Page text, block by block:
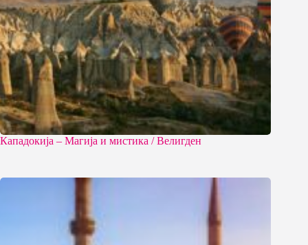
Кападокија – Магија и мистика / Велигден